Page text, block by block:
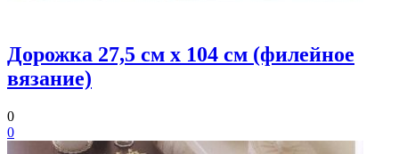
Дорожка 27,5 см х 104 см (филейное
вязание)
0
0